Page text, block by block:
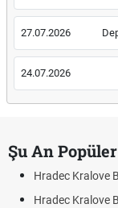
27.07.2026
24.07.2026
Şu An
Hradec Kralove
Hradec Kralove